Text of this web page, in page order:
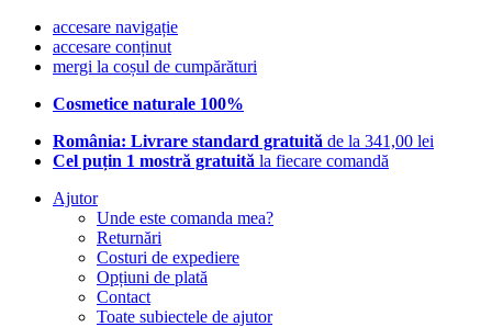
accesare navigație
accesare conținut
mergi la coșul de cumpărături
Cosmetice naturale 100%
România: Livrare standard gratuită de la 341,00 lei
Cel puțin 1 mostră gratuită la fiecare comandă
Ajutor
Unde este comanda mea?
Returnări
Costuri de expediere
Opțiuni de plată
Contact
Toate subiectele de ajutor